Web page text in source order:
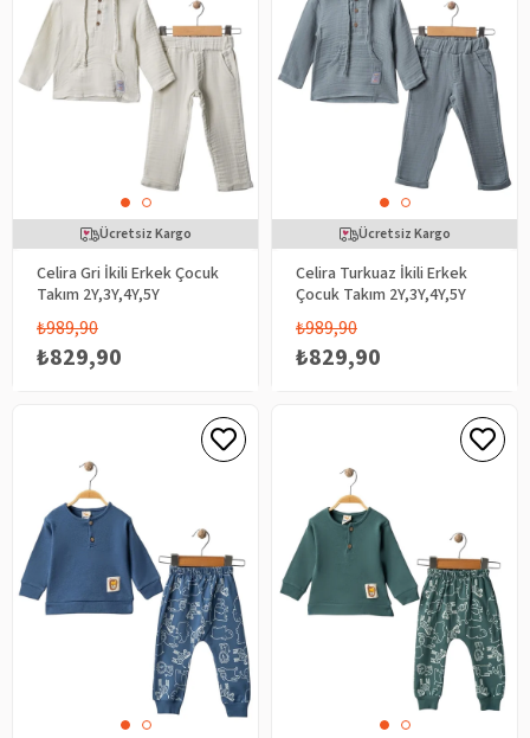
Celira Gri İkili Erkek Çocuk
Takım 2Y,3Y,4Y,5Y
₺829,90
₺989,90
Ücretsiz Kargo
Celira Turkuaz İkili Erkek
Çocuk Takım 2Y,3Y,4Y,5Y
₺829,90
₺989,90
Ücretsiz Kargo